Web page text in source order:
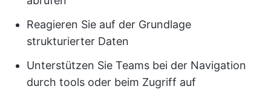
Reagieren Sie auf der Grundlage
strukturierter Daten
Unterstützen Sie Teams bei der Navigation
durch tools oder beim Zugriff auf